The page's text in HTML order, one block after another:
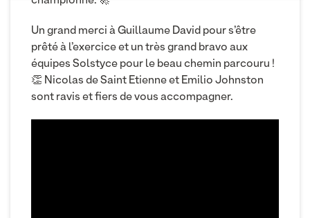
Un grand merci à Guillaume David pour s’être
prêté à l’exercice et un très grand bravo aux
équipes Solstyce pour le beau chemin parcouru !
👏 Nicolas de Saint Etienneet Emilio Johnston
sont ravis et fiers de vous accompagner.